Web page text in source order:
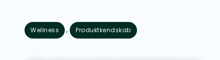
Wellness , Produktkendskab